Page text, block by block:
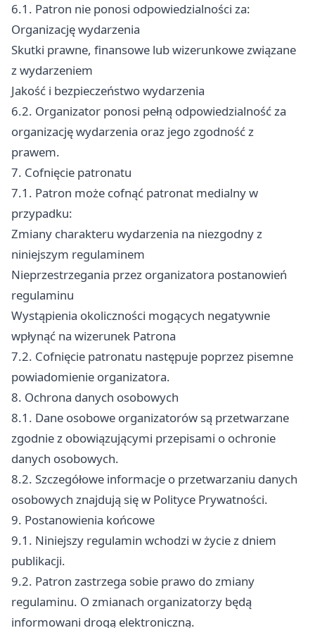
6.1. Patron nie ponosi odpowiedzialności za:
Organizację wydarzenia
Skutki prawne, finansowe lub wizerunkowe związane
z wydarzeniem
Jakość i bezpieczeństwo wydarzenia
6.2. Organizator ponosi pełną odpowiedzialność za
organizację wydarzenia oraz jego zgodność z
prawem.
7. Cofnięcie patronatu
7.1. Patron może cofnąć patronat medialny w
przypadku:
Zmiany charakteru wydarzenia na niezgodny z
niniejszym regulaminem
Nieprzestrzegania przez organizatora postanowień
regulaminu
Wystąpienia okoliczności mogących negatywnie
wpłynąć na wizerunek Patrona
7.2. Cofnięcie patronatu następuje poprzez pisemne
powiadomienie organizatora.
8. Ochrona danych osobowych
8.1. Dane osobowe organizatorów są przetwarzane
zgodnie z obowiązującymi przepisami o ochronie
danych osobowych.
8.2. Szczegółowe informacje o przetwarzaniu danych
osobowych znajdują się w Polityce Prywatności.
9. Postanowienia końcowe
9.1. Niniejszy regulamin wchodzi w życie z dniem
publikacji.
9.2. Patron zastrzega sobie prawo do zmiany
regulaminu. O zmianach organizatorzy będą
informowani drogą elektroniczną.